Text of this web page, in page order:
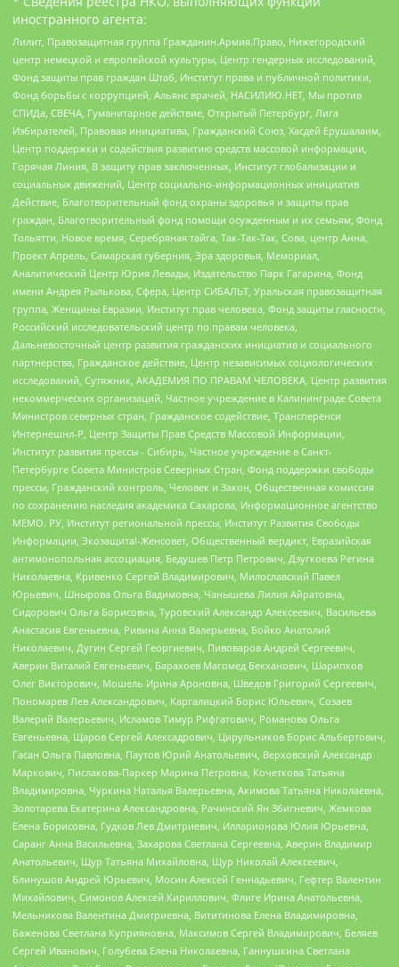
иностранного агента:
Лилит, Правозащитная группа Гражданин.Армия.Право, Нижегородский
центр немецкой и европейской культуры, Центр гендерных исследований,
Фонд защиты прав граждан Штаб, Институт права и публичной политики,
Фонд борьбы с коррупцией, Альянс врачей, НАСИЛИЮ.НЕТ, Мы против
СПИДа, СВЕЧА, Гуманитарное действие, Открытый Петербург, Лига
Избирателей, Правовая инициатива, Гражданский Союз, Хасдей Ерушалаим,
Центр поддержки и содействия развитию средств массовой информации,
Горячая Линия, В защиту прав заключенных, Институт глобализации и
социальных движений, Центр социально-информационных инициатив
Действие, Благотворительный фонд охраны здоровья и защиты прав
граждан, Благотворительный фонд помощи осужденным и их семьям, Фонд
Тольятти, Новое время, Серебряная тайга, Так-Так-Так, Сова, центр Анна,
Проект Апрель, Самарская губерния, Эра здоровья, Мемориал,
Аналитический Центр Юрия Левады, Издательство Парк Гагарина, Фонд
имени Андрея Рылькова, Сфера, Центр СИБАЛЬТ, Уральская правозащитная
группа, Женщины Евразии, Институт прав человека, Фонд защиты гласности,
Российский исследовательский центр по правам человека,
Дальневосточный центр развития гражданских инициатив и социального
партнерства, Гражданское действие, Центр независимых социологических
исследований, Сутяжник, АКАДЕМИЯ ПО ПРАВАМ ЧЕЛОВЕКА, Центр развития
некоммерческих организаций, Частное учреждение в Калининграде Совета
Министров северных стран, Гражданское содействие, Трансперенси
Интернешнл-Р, Центр Защиты Прав Средств Массовой Информации,
Институт развития прессы - Сибирь, Частное учреждение в Санкт-
Петербурге Совета Министров Северных Стран, Фонд поддержки свободы
прессы, Гражданский контроль, Человек и Закон, Общественная комиссия
по сохранению наследия академика Сахарова, Информационное агентство
МЕМО. РУ, Институт региональной прессы, Институт Развития Свободы
Информации, Экозащита!-Женсовет, Общественный вердикт, Евразийская
антимонопольная ассоциация, Бедушев Петр Петрович, Дзугкоева Регина
Николаевна, Кривенко Сергей Владимирович, Милославский Павел
Юрьевич, Шнырова Ольга Вадимовна, Чанышева Лилия Айратовна,
Сидорович Ольга Борисовна, Туровский Александр Алексеевич, Васильева
Анастасия Евгеньевна, Ривина Анна Валерьевна, Бойко Анатолий
Николаевич, Дугин Сергей Георгиевич, Пивоваров Андрей Сергеевич,
Аверин Виталий Евгеньевич, Барахоев Магомед Бекханович, Шарипков
Олег Викторович, Мошель Ирина Ароновна, Шведов Григорий Сергеевич,
Пономарев Лев Александрович, Каргалицкий Борис Юльевич, Созаев
Валерий Валерьевич, Исламов Тимур Рифгатович, Романова Ольга
Евгеньевна, Щаров Сергей Алексадрович, Цирульников Борис Альбертович,
Гасан Ольга Павловна, Паутов Юрий Анатольевич, Верховский Александр
Маркович, Пислакова-Паркер Марина Петровна, Кочеткова Татьяна
Владимировна, Чуркина Наталья Валерьевна, Акимова Татьяна Николаевна,
Золотарева Екатерина Александровна, Рачинский Ян Збигневич, Жемкова
Елена Борисовна, Гудков Лев Дмитриевич, Илларионова Юлия Юрьевна,
Саранг Анна Васильевна, Захарова Светлана Сергеевна, Аверин Владимир
Анатольевич, Щур Татьяна Михайловна, Щур Николай Алексеевич,
Блинушов Андрей Юрьевич, Мосин Алексей Геннадьевич, Гефтер Валентин
Михайлович, Симонов Алексей Кириллович, Флиге Ирина Анатольевна,
Мельникова Валентина Дмитриевна, Вититинова Елена Владимировна,
Баженова Светлана Куприяновна, Максимов Сергей Владимирович, Беляев
Сергей Иванович, Голубева Елена Николаевна, Ганнушкина Светлана